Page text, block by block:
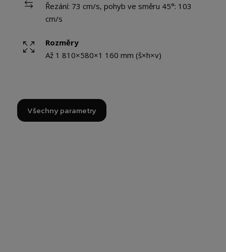
Řezání: 73 cm/s, pohyb ve směru 45°: 103
cm/s
Rozměry
Až 1 810×580×1 160 mm (š×h×v)
Všechny parametry